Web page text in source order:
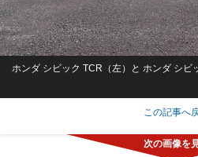
ホンダ シビック TCR（左）と ホンダ シビ
この記事へ